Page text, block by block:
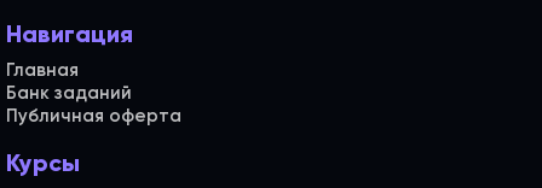
Навигация
Главная
Банк заданий
Публичная оферта
Курсы